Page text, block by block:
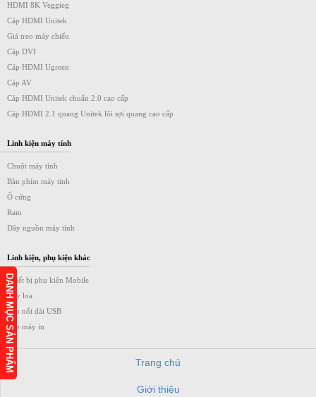
HDMI 8K Veggieg
Cáp HDMI Unitek
Giá treo máy chiếu
Cáp DVI
Cáp HDMI Ugreen
Cáp AV
Cáp HDMI Unitek chuẩn 2.0 cao cấp
Cáp HDMI 2.1 quang Unitek lõi sợi quang cao cấp
Linh kiện máy tính
Chuột máy tính
Bàn phím máy tinh
Ổ cứng
Ram
Dây nguồn máy tính
Linh kiện, phụ kiện khác
Thiết bị phụ kiện Mobile
Dây loa
Cáp nối dài USB
Cáp máy in
Trang chủ
Giới thiệu
DANH MỤC SẢN PHẨM